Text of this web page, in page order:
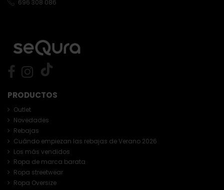
PRODUCTOS
Outlet
Novedades
Rebajas
Cuándo empiezan las rebajas de Verano 2026
Los más vendidos
Ropa de marca barata
Ropa streetwear
Ropa Oversize
696 308 086